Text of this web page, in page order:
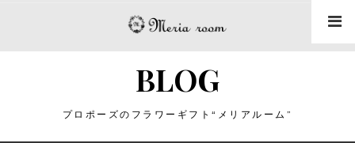
ス
BLOG
プロポーズのフラワーギフト“メリアルーム”